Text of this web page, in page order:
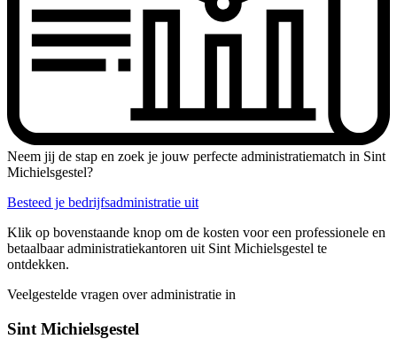
Neem jij de stap en zoek je jouw perfecte administratiematch in Sint
Michielsgestel?
Besteed je bedrijfsadministratie uit
Klik op bovenstaande knop om de kosten voor een professionele en
betaalbaar administratiekantoren uit Sint Michielsgestel te
ontdekken.
Veelgestelde vragen over administratie in
Sint Michielsgestel